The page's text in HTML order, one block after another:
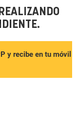
y recibe en tu móvil